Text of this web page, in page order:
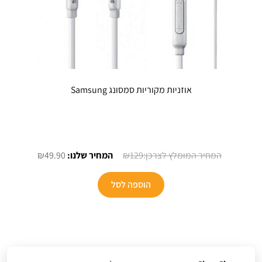
אוזניות מקוריות סמסונג Samsung
₪129
המחיר
המקורי
היה:
₪129.
₪49.90
הוספה לסל